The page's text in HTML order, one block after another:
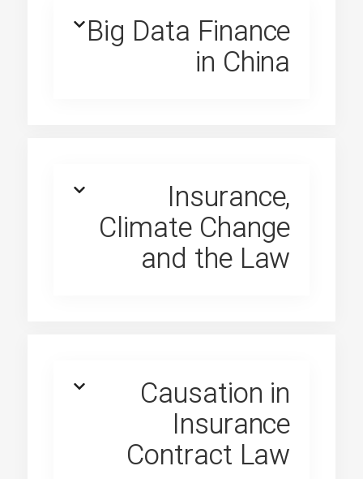
Big Data Finance
in China
Insurance,
Climate Change
and the Law
Causation in
Insurance
Contract Law